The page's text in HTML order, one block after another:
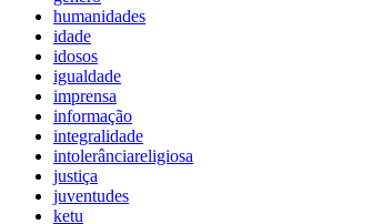
humanidades
idade
idosos
igualdade
imprensa
informação
integralidade
intolerânciareligiosa
justiça
juventudes
ketu